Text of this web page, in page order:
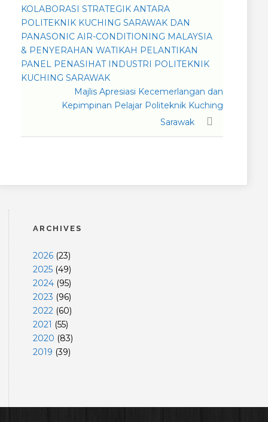
KOLABORASI STRATEGIK ANTARA
POLITEKNIK KUCHING SARAWAK DAN
PANASONIC AIR-CONDITIONING MALAYSIA
& PENYERAHAN WATIKAH PELANTIKAN
PANEL PENASIHAT INDUSTRI POLITEKNIK
KUCHING SARAWAK
Majlis Apresiasi Kecemerlangan dan
Kepimpinan Pelajar Politeknik Kuching
Sarawak
ARCHIVES
2026 (23)
2025 (49)
2024 (95)
2023 (96)
2022 (60)
2021 (55)
2020 (83)
2019 (39)